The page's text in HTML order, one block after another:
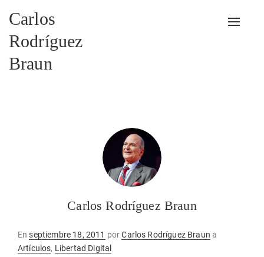
Carlos
Rodríguez
Braun
Carlos Rodríguez Braun
EnPublicado
en
septiembre 18, 2011 porCarlos Rodríguez Braun a
Artículos, Libertad Digital